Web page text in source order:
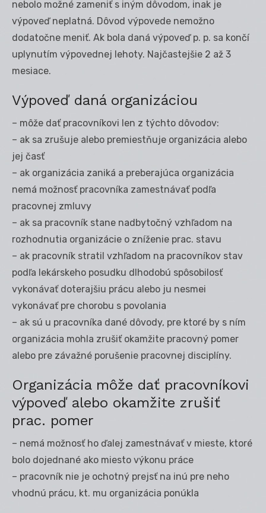
nebolo možné zameniť s iným dôvodom, inak je
výpoveď neplatná. Dôvod výpovede nemožno
dodatočne meniť. Ak bola daná výpoveď p. p. sa končí
uplynutím výpovednej lehoty. Najčastejšie 2 až 3
mesiace.
Výpoveď daná organizáciou
– môže dať pracovníkovi len z týchto dôvodov:
– ak sa zrušuje alebo premiestňuje organizácia alebo
jej časť
– ak organizácia zaniká a preberajúca organizácia
nemá možnosť pracovníka zamestnávať podľa
pracovnej zmluvy
– ak sa pracovník stane nadbytočný vzhľadom na
rozhodnutia organizácie o zníženie prac. stavu
– ak pracovník stratil vzhľadom na pracovníkov stav
podľa lekárskeho posudku dlhodobú spôsobilosť
vykonávať doterajšiu prácu alebo ju nesmei
vykonávať pre chorobu s povolania
– ak sú u pracovníka dané dôvody, pre ktoré by s ním
organizácia mohla zrušiť okamžite pracovný pomer
alebo pre závažné porušenie pracovnej disciplíny.
Organizácia môže dať pracovníkovi
výpoveď alebo okamžite zrušiť
prac. pomer
– nemá možnosť ho ďalej zamestnávať v mieste, ktoré
bolo dojednané ako miesto výkonu práce
– pracovník nie je ochotný prejsť na inú pre neho
vhodnú prácu, kt. mu organizácia ponúkla